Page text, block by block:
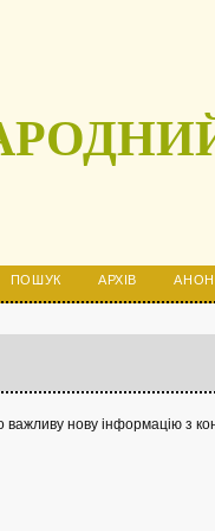
ПОШУК АРХІВ
нову інформацію з